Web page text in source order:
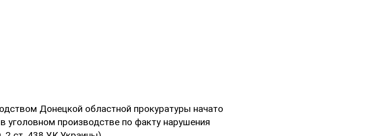
Донецкой областной прокуратуры начато
уголовном производстве по факту нарушения